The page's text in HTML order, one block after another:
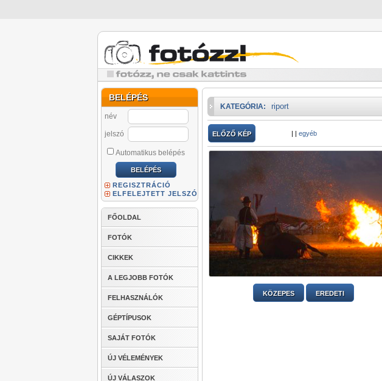
BELÉPÉS
név
jelszó
Automatikus belépés
REGISZTRÁCIÓ
ELFELEJTETT JELSZÓ
FŐOLDAL
FOTÓK
CIKKEK
A LEGJOBB FOTÓK
FELHASZNÁLÓK
GÉPTÍPUSOK
SAJÁT FOTÓK
ÚJ VÉLEMÉNYEK
ÚJ VÁLASZOK
KATEGÓRIA: riport
ELŐZŐ KÉP | | egyéb
KÖZEPES EREDETI